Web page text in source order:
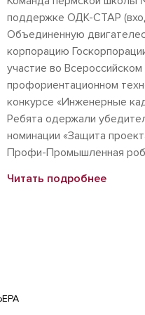
поддержке ОДК-СТАР
Объединенную
корпорацию
участие во Всероссийском
профориентационном
конкурсе «Инженерные
Ребята одержали
номинации «Защита
Профи-Промышленная
Читать подробнее